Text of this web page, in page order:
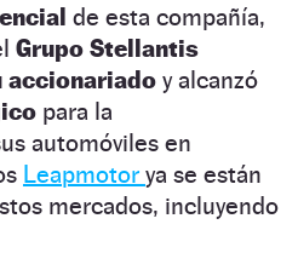
de esta compañía,
Grupo Stellantis
accionariado y alcanzó
para la
automóviles en
Leapmotor ya se están
mercados, incluyendo